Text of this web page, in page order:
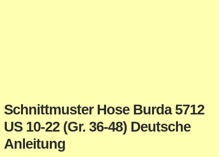
Schnittmuster Hose Burda 5712
US 10-22 (Gr. 36-48) Deutsche
Anleitung